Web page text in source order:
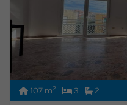
107 m2 3 2